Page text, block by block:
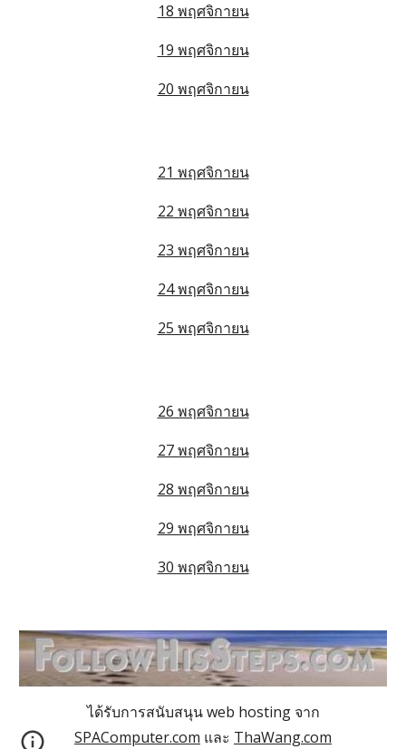
18 พฤศจิกายน
19 พฤศจิกายน
20 พฤศจิกายน
21 พฤศจิกายน
22 พฤศจิกายน
23 พฤศจิกายน
24 พฤศจิกายน
25 พฤศจิกายน
26 พฤศจิกายน
27 พฤศจิกายน
28 พฤศจิกายน
29 พฤศจิกายน
30 พฤศจิกายน
ได้รับการสนับสนุน web hosting จาก
SPAComputer.com และ ThaWang.com